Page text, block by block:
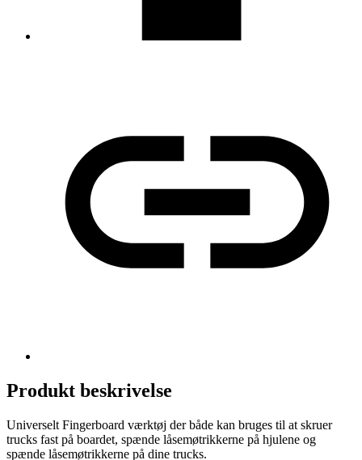
Produkt beskrivelse
Universelt Fingerboard værktøj der både kan bruges til at skruer
trucks fast på boardet, spænde låsemøtrikkerne på hjulene og
spænde låsemøtrikkerne på dine trucks.